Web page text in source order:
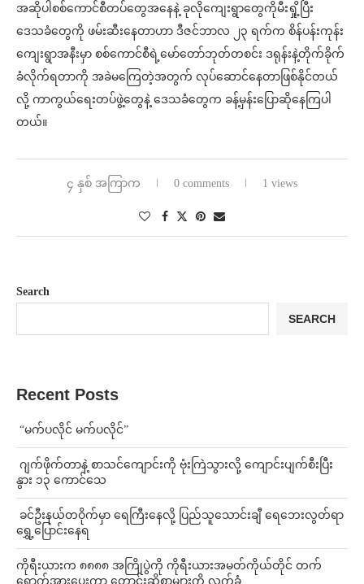
အဆိုပါစစ်ကောင်စီတပ်တွေအနေနဲ့ ခုလိုကျေးရွာတွေကိုမီးရှို့ပြီး
ဒေသခံတွေကို ဖမ်းဆီးနေတာဟာ ဒီဇင်ဘာလ ၂၃ ရက်က စိန်ပန်းကုန်း
ကျေးရွာအနီးမှာ စစ်ကောင်စီရဲ့မော်တော်ဘုတ်တစင်း ဒရုန်းနဲ့တိုက်ခိုက်
ခံလိုက်ရတာကို အခဲမကြေတဲ့အတွက် လုပ်ဆောင်နေတာဖြစ်နိုင်တယ်
လို့ ကာကွယ်ရေးတပ်ဖွဲ့တွေနဲ့ ဒေသခံတွေက ခန့်မှန်းပြောဆိုနေကြပါ
တယ်။
၄ နှစ် အကြာက 0 comments 1 views
Search
SEARCH
Recent Posts
⁨ ⁨“မက်ပလိုင် မက်ပလိုင်”
⁨⁩ ⁨ဂျက်ဖိုက်တာနဲ့ စာသင်ကျောင်းကို ဗုံးကြဲသွားလို့ ကျောင်းပျက်စီးပြီး
နွား ၁၃ ကောင်သေ
⁩ ⁨ခင်ဦးနယ်တဝိုက်မှာ ရေကြီးနေလို့ ပြည်သူသောင်းချီ ရေဘေးလွတ်ရာ
ရွှေ့ပြောင်းနေရ
ကိုရီးယားက ၈၈၈၈ အကြိုပွဲကို ကိုရီးယားအမတ်ကိုယ်တိုင် တက်
ရောက်အားပေးကာ တောင်းဆိုစာများကို လက်ခံ